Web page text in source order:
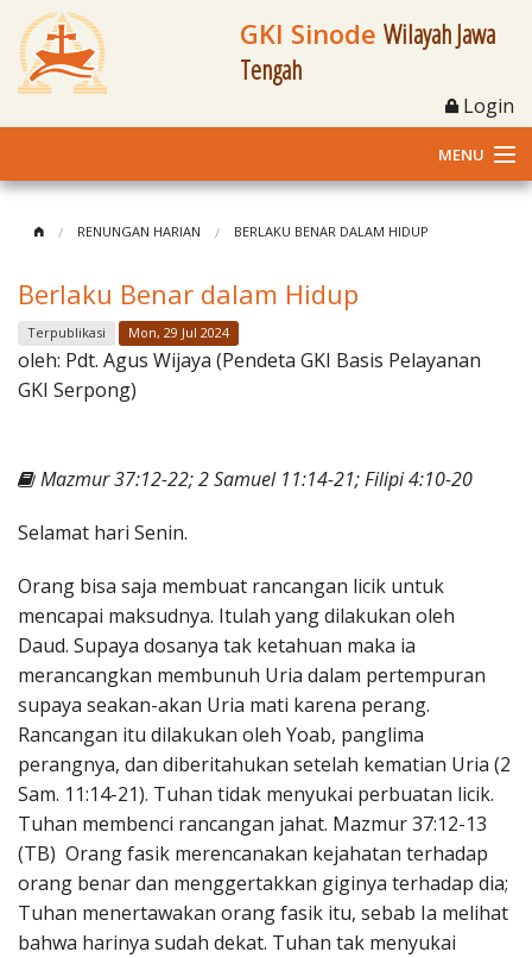
GKI Sinode Wilayah Jawa
Tengah
Login
MENU
Klasis dan Jemaat
Berita Kegiatan
Materi
RENUNGAN HARIAN BERLAKU BENAR DALAM HIDUP
Berlaku Benar dalam Hidup
Terpublikasi Mon, 29 Jul 2024
oleh: Pdt. Agus Wijaya (Pendeta GKI Basis Pelayanan
GKI Serpong)
Mazmur 37:12-22; 2 Samuel 11:14-21; Filipi 4:10-20
Selamat hari Senin.
Orang bisa saja membuat rancangan licik untuk
mencapai maksudnya. Itulah yang dilakukan oleh
Daud. Supaya dosanya tak ketahuan maka ia
merancangkan membunuh Uria dalam pertempuran
supaya seakan-akan Uria mati karena perang.
Rancangan itu dilakukan oleh Yoab, panglima
perangnya, dan diberitahukan setelah kematian Uria (2
Sam. 11:14-21). Tuhan tidak menyukai perbuatan licik.
Tuhan membenci rancangan jahat. Mazmur 37:12-13
(TB) Orang fasik merencanakan kejahatan terhadap
orang benar dan menggertakkan giginya terhadap dia;
Tuhan menertawakan orang fasik itu, sebab Ia melihat
bahwa harinya sudah dekat. Tuhan tak menyukai